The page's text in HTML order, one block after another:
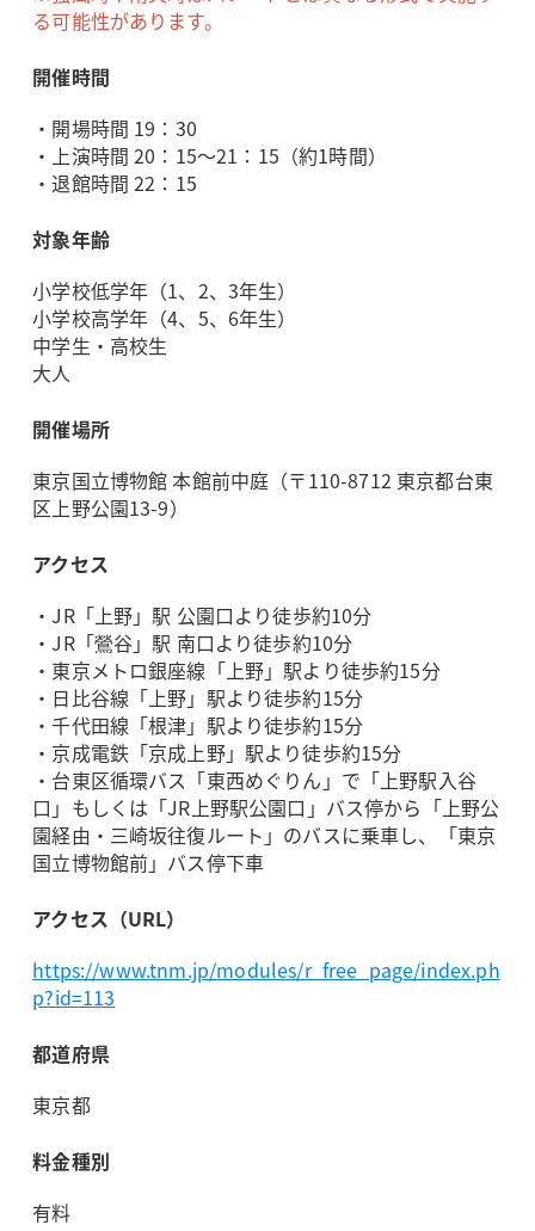
る可能性があります。
開催時間
・開場時間 19：30
・上演時間 20：15～21：15（約1時間）
・退館時間 22：15
対象年齢
小学校低学年（1、2、3年生）
小学校高学年（4、5、6年生）
中学生・高校生
大人
開催場所
東京国立博物館 本館前中庭（〒110-8712 東京都台東
区上野公園13-9）
アクセス
・JR「上野」駅 公園口より徒歩約10分
・JR「鶯谷」駅 南口より徒歩約10分
・東京メトロ銀座線「上野」駅より徒歩約15分
・日比谷線「上野」駅より徒歩約15分
・千代田線「根津」駅より徒歩約15分
・京成電鉄「京成上野」駅より徒歩約15分
・台東区循環バス「東西めぐりん」で「上野駅入谷
口」もしくは「JR上野駅公園口」バス停から「上野公
園経由・三崎坂往復ルート」のバスに乗車し、「東京
国立博物館前」バス停下車
アクセス（URL）
https://www.tnm.jp/modules/r_free_page/index.ph
p?id=113
都道府県
東京都
料金種別
有料